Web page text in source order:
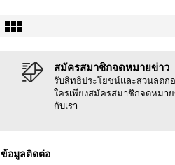
สมัครสมาชิกจดหมายข่าว
รับสิทธิประโยชน์และส่วนลดก่
ใครเพียงสมัครสมาชิกจดหมา
กับเรา
ข้อมูลติดต่อ